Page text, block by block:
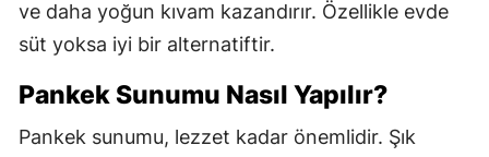
ve daha yoğun kıvam kazandırır. Özellikle evde
süt yoksa iyi bir alternatiftir.
Pankek Sunumu Nasıl Yapılır?
Pankek sunumu, lezzet kadar önemlidir. Şık